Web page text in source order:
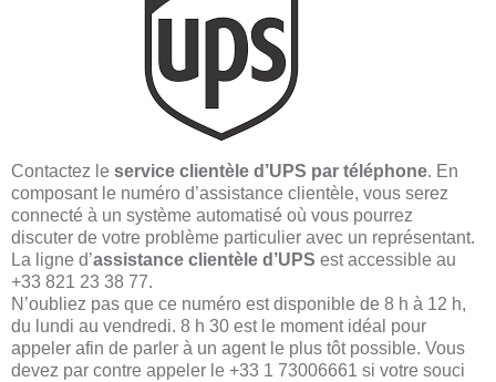
Contactez le service clientèle d’UPS par téléphone. En
composant le numéro d’assistance clientèle, vous serez
connecté à un système automatisé où vous pourrez
discuter de votre problème particulier avec un représentant.
La ligne d’assistance clientèle d’UPS est accessible au
+33 821 23 38 77.
N’oubliez pas que ce numéro est disponible de 8 h à 12 h,
du lundi au vendredi. 8 h 30 est le moment idéal pour
appeler afin de parler à un agent le plus tôt possible. Vous
devez par contre appeler le +33 1 73006661 si votre souci